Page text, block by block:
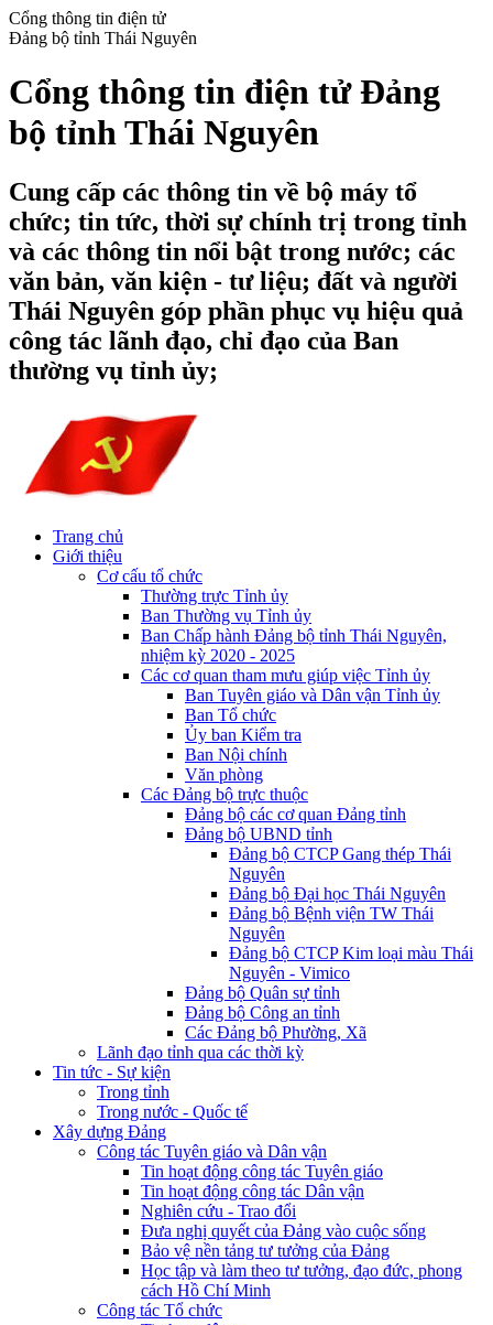
Cổng thông tin điện tử
Đảng bộ tỉnh Thái Nguyên
Cổng thông tin điện tử Đảng
bộ tỉnh Thái Nguyên
Cung cấp các thông tin về bộ máy tổ
chức; tin tức, thời sự chính trị trong tỉnh
và các thông tin nổi bật trong nước; các
văn bản, văn kiện - tư liệu; đất và người
Thái Nguyên góp phần phục vụ hiệu quả
công tác lãnh đạo, chỉ đạo của Ban
thường vụ tỉnh ủy;
Trang chủ
Giới thiệu
Cơ cấu tổ chức
Thường trực Tỉnh ủy
Ban Thường vụ Tỉnh ủy
Ban Chấp hành Đảng bộ tỉnh Thái Nguyên,
nhiệm kỳ 2020 - 2025
Các cơ quan tham mưu giúp việc Tỉnh ủy
Ban Tuyên giáo và Dân vận Tỉnh ủy
Ban Tổ chức
Ủy ban Kiểm tra
Ban Nội chính
Văn phòng
Các Đảng bộ trực thuộc
Đảng bộ các cơ quan Đảng tỉnh
Đảng bộ UBND tỉnh
Đảng bộ CTCP Gang thép Thái
Nguyên
Đảng bộ Đại học Thái Nguyên
Đảng bộ Bệnh viện TW Thái
Nguyên
Đảng bộ CTCP Kim loại màu Thái
Nguyên - Vimico
Đảng bộ Quân sự tỉnh
Đảng bộ Công an tỉnh
Các Đảng bộ Phường, Xã
Lãnh đạo tỉnh qua các thời kỳ
Tin tức - Sự kiện
Trong tỉnh
Trong nước - Quốc tế
Xây dựng Đảng
Công tác Tuyên giáo và Dân vận
Tin hoạt động công tác Tuyên giáo
Tin hoạt động công tác Dân vận
Nghiên cứu - Trao đổi
Đưa nghị quyết của Đảng vào cuộc sống
Bảo vệ nền tảng tư tưởng của Đảng
Học tập và làm theo tư tưởng, đạo đức, phong
cách Hồ Chí Minh
Công tác Tổ chức